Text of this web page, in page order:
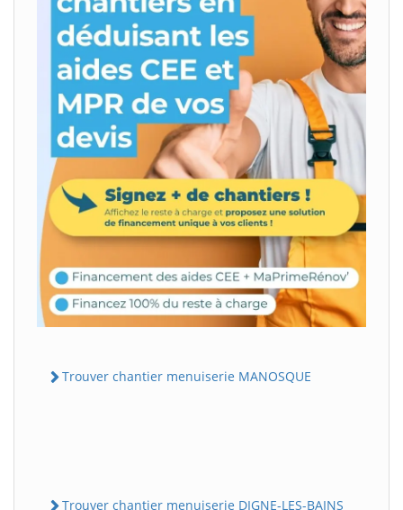
Trouver chantier menuiserie MANOSQUE
Trouver chantier menuiserie DIGNE-LES-BAINS